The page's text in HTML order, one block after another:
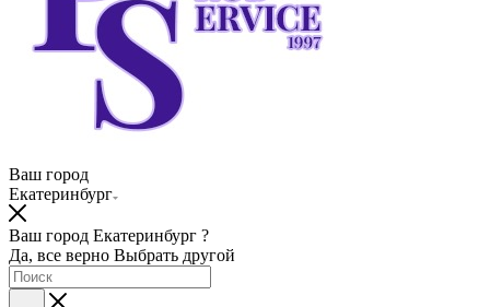
Ваш город
Екатеринбург
Ваш город Екатеринбург ?
Да, все верно Выбрать другой